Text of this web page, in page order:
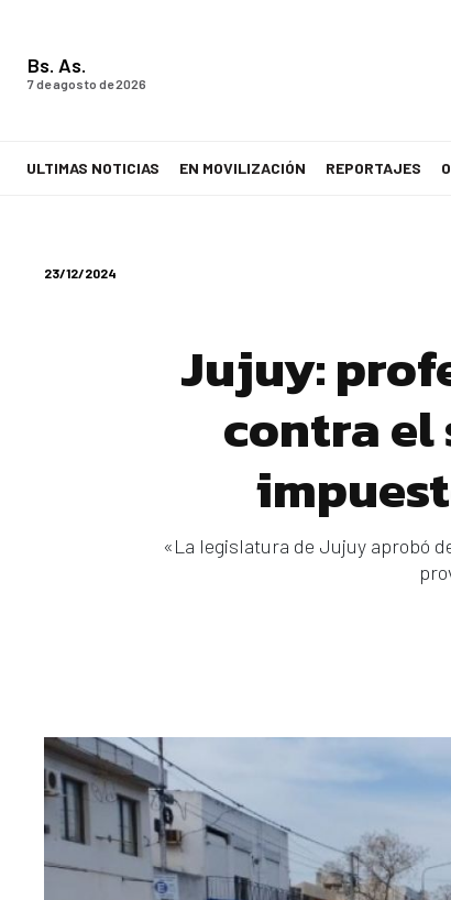
Bs. As.
7 de agosto de 2026
ULTIMAS NOTICIAS EN MOVILIZACIÓN REPORTAJES
23/12/2024
Jujuy:
contra
«La legislatura de Jujuy aprobó